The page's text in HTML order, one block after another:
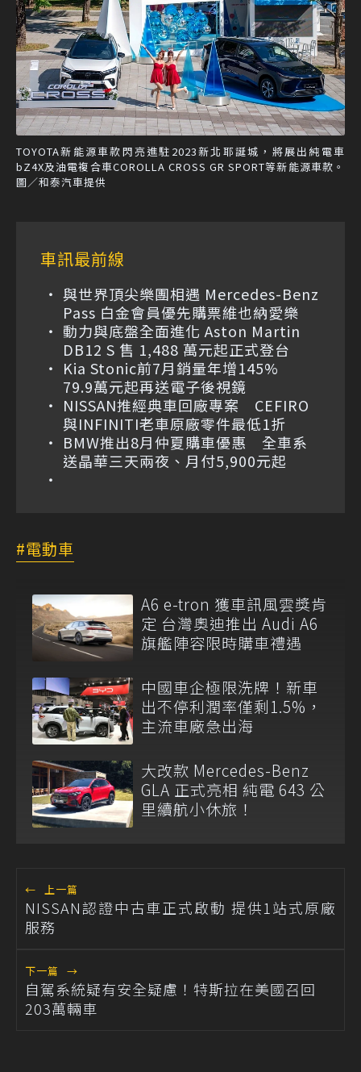
TOYOTA新能源車款閃亮進駐2023新北耶誕城，將展出純電車
bZ4X及油電複合車COROLLA CROSS GR SPORT等新能源車款。
圖／和泰汽車提供
車訊最前線
與世界頂尖樂團相遇 Mercedes-Benz
Pass 白金會員優先購票維也納愛樂
動力與底盤全面進化 Aston Martin
DB12 S 售 1,488 萬元起正式登台
Kia Stonic前7月銷量年增145%
79.9萬元起再送電子後視鏡
NISSAN推經典車回廠專案 CEFIRO
與INFINITI老車原廠零件最低1折
BMW推出8月仲夏購車優惠 全車系
送晶華三天兩夜、月付5,900元起
電動車
A6 e-tron 獲車訊風雲獎肯
定 台灣奧迪推出 Audi A6
旗艦陣容限時購車禮遇
中國車企極限洗牌！新車
出不停利潤率僅剩1.5%，
主流車廠急出海
大改款 Mercedes-Benz
GLA 正式亮相 純電 643 公
里續航小休旅！
← 上一篇
NISSAN認證中古車正式啟動 提供1站式原廠
服務
下一篇 →
自駕系統疑有安全疑慮！特斯拉在美國召回
203萬輛車